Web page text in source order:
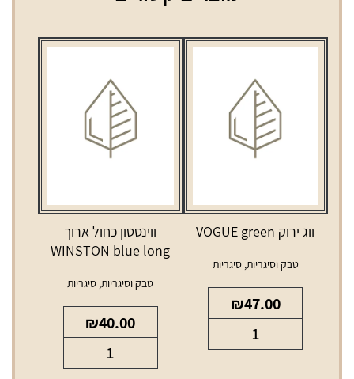
ווג ירוק VOGUE green
טבק וסיגריות,סיגריות
₪47.00
של
ווינסטון כחול ארוך
WINSTON blue long
טבק וסיגריות, סיגריות
₪40.00
של